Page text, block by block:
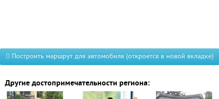
Построить маршрут для автомобиля (откроется в новой вкладке)
Другие достопримечательности региона: